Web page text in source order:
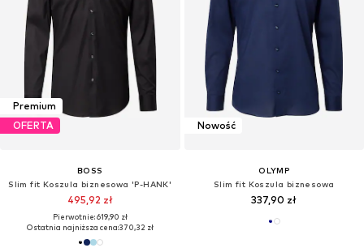
Premium
OFERTA
BOSS
Slim fit Koszula biznesowa 'P-HANK'
495,92 zł
Pierwotnie: 619,90 zł
Ostatnia najniższa cena:370,32 zł
Nowość
OLYMP
Slim fit Koszula biznesowa
337,90 zł